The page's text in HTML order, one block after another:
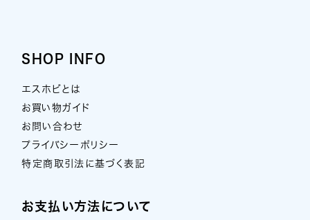
SHOP INFO
エスホビとは
お買い物ガイド
お問い合わせ
プライバシーポリシー
特定商取引法に基づく表記
お支払い方法について